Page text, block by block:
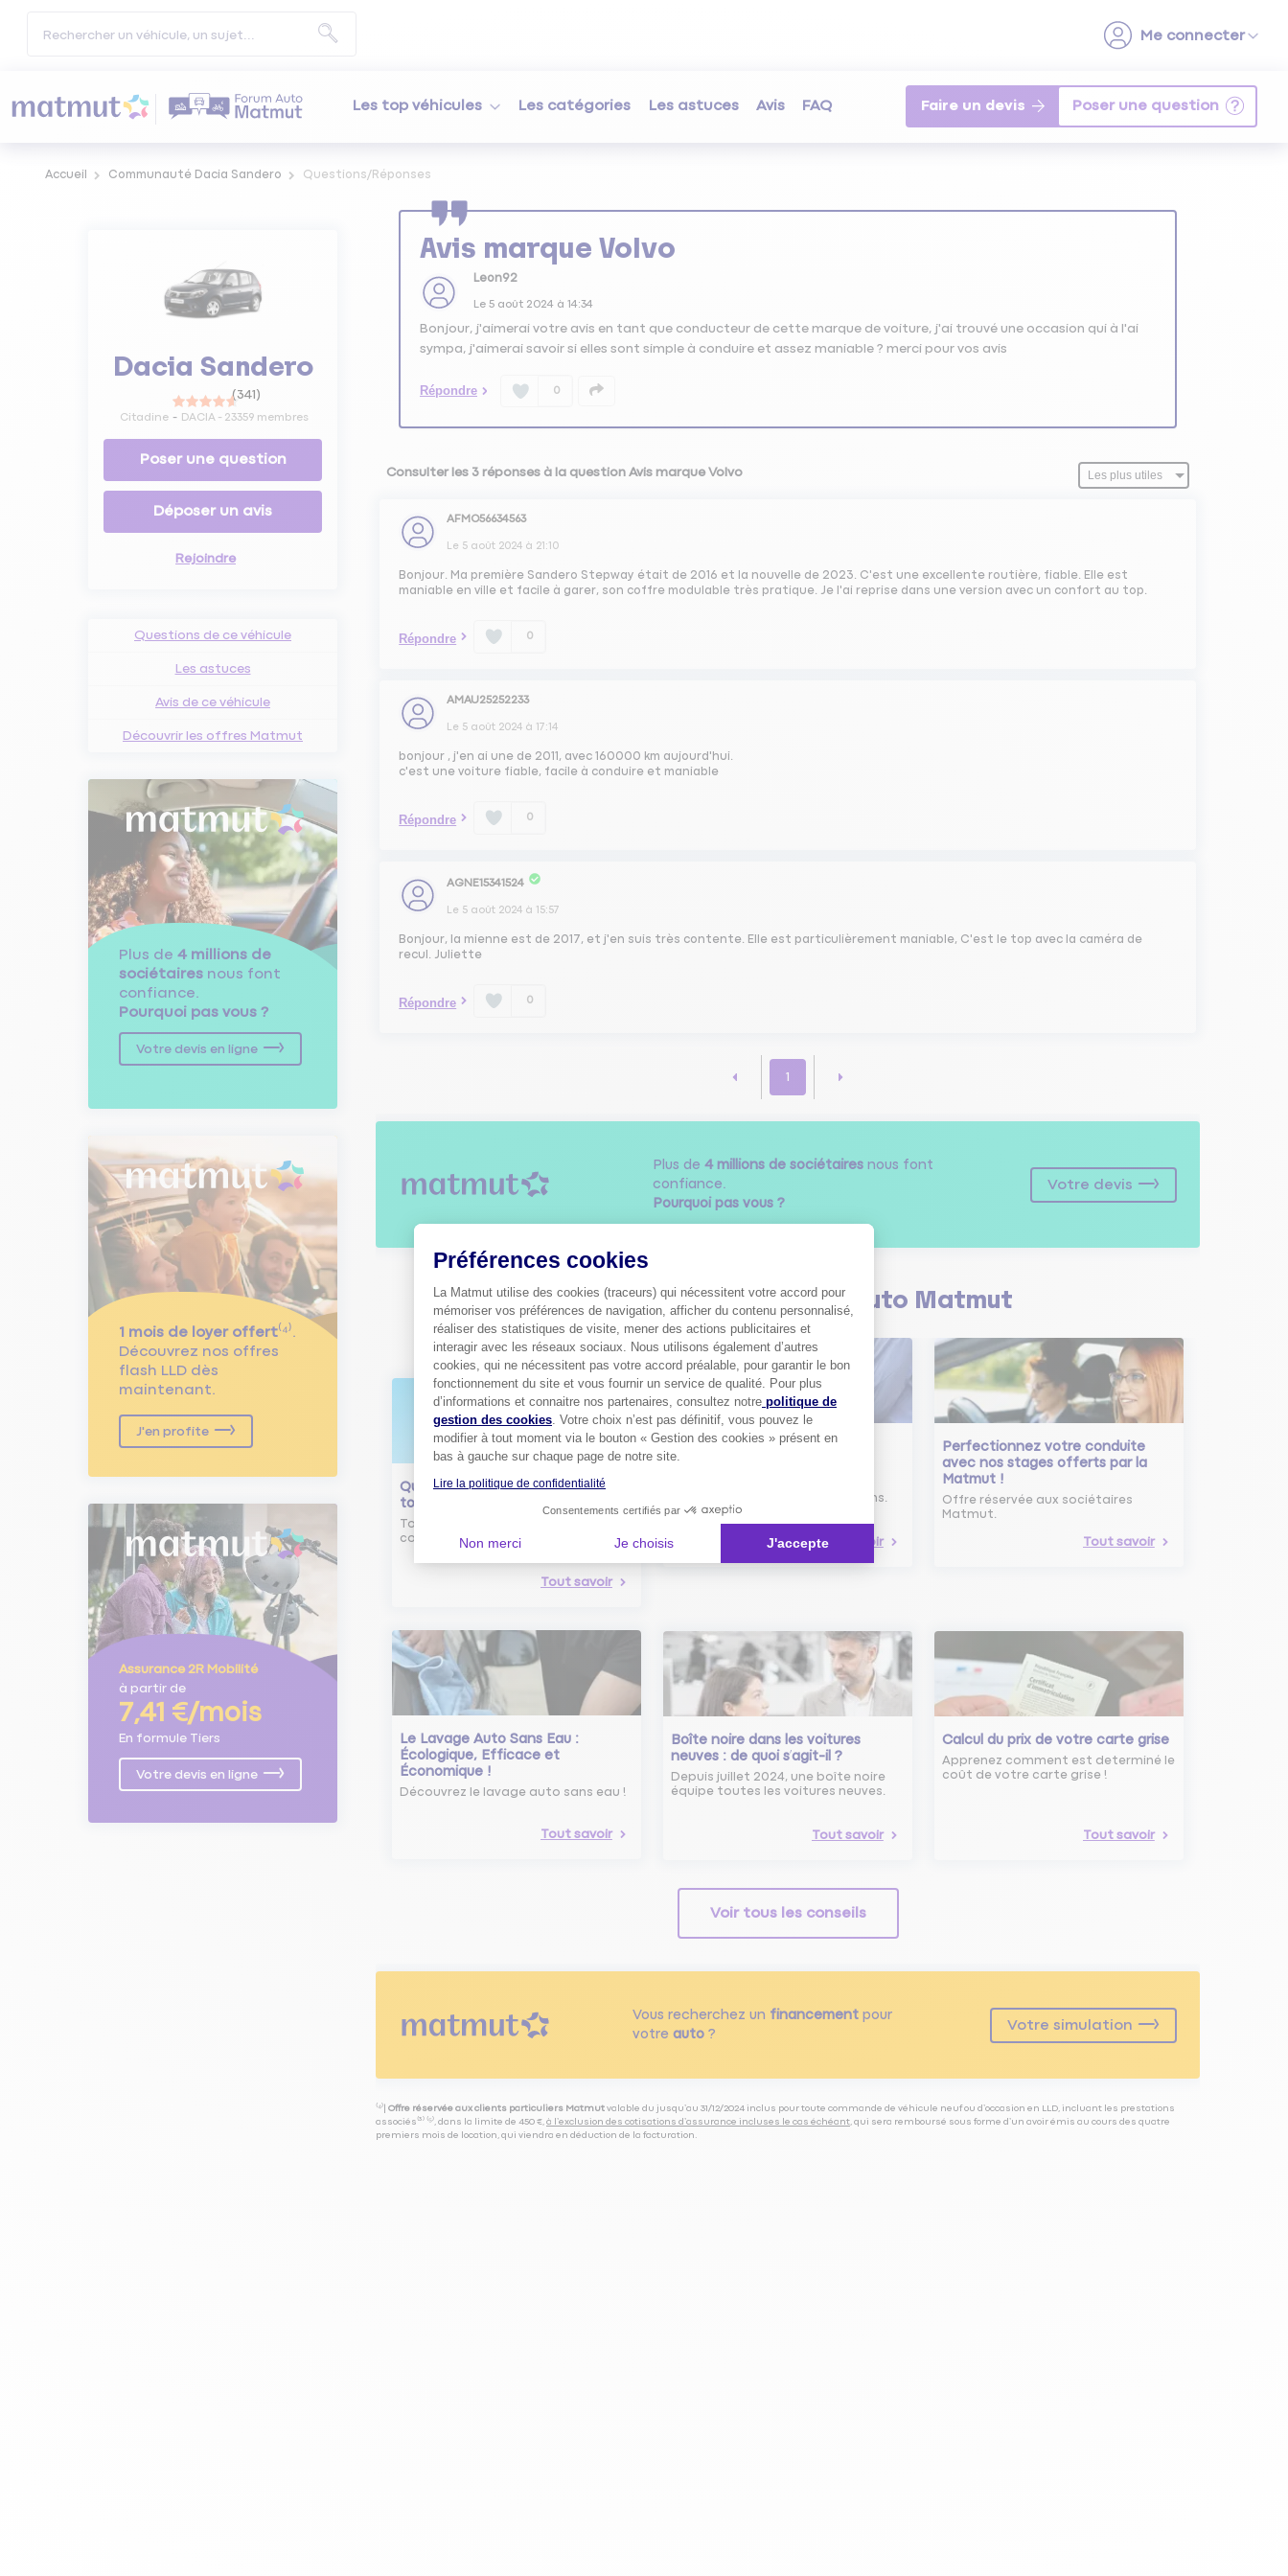
Les top véhicules Les catégories Les astuces Avis FAQ Faire un devis
Accueil Communauté Dacia Sandero Questions/Réponses
Dacia Sandero
(341)
Citadine DACIA- 23359membres
Poser une question
Déposer un avis
Rejoindre
Questions de ce véhicule
Les astuces
Avis de ce véhicule
Découvrir les offres Matmut
Plus de 4 millions de
sociétaires nous font
confiance.
Pourquoi pas vous ?
Votre devis en ligne
1 mois de loyer offert⁽⁴⁾.
Découvrez nos offres
flash LLD dès
maintenant.
J'en profite
Assurance 2R Mobilité
à partir de
7,41 €/mois
En formule Tiers
Votre devis en ligne
Avis marque Volvo
Leon92
Le 5 août 2024à 14:34
Bonjour, j'aimerai votre avis en tant que conducteur de cette marque de voiture, j'ai trouvé une occasion qui à l'ai
sympa, j'aimerai savoir si elles sont simple à conduire et assez maniable ? merci pour vos avis
Répondre 0
Consulter les 3 réponses à la question Avis marque Volvo
AFMO56634563
Le 5 août 2024 à 21:10
Bonjour. Ma première Sandero Stepway était de 2016 et la nouvelle de 2023. C'est une excellente routière, fiable. Elle est
maniable en ville et facile à garer, son coffre modulable très pratique. Je l'ai reprise dans une version avec un confort au top.
Répondre 0
AMAU25252233
Le 5 août 2024 à 17:14
bonjour , j'en ai une de 2011, avec 160000 km aujourd'hui.
c'est une voiture fiable, facile à conduire et maniable
Répondre 0
AGNE15341524
Le 5 août 2024 à 15:57
Bonjour, la mienne est de 2017, et j'en suis très contente. Elle est particulièrement maniable, C'est le top avec la caméra de
recul. Juliette
Répondre 0
1
Plus de 4 millions de sociétairesnous font
confiance.
Pourquoi pas vous ?
Votre devis
Découvrez lesconseilsAuto Matmut
Qu'est-ce que le nouveau radar
tourelle ?
Tout savoir sur le radar tourelle et
comment éviter les infractions.
Tout savoir
Comment bien choisir son
assurance auto ?
assurance auto selon vos besoins.
Tout savoir
Perfectionnez votre conduite
avec nos stages offerts par la
Matmut !
Offre réservée aux sociétaires
Matmut.
Tout savoir
Le Lavage Auto Sans Eau :
Écologique, Efficace et
Économique !
Découvrez le lavage auto sans eau !
Tout savoir
Boîte noire dans les voitures
neuves : de quoi s’agit-il ?
Depuis juillet 2024, une boîte noire
équipe toutes les voitures neuves.
Tout savoir
Calcul du prix de votre carte grise
Apprenez comment est determiné le
coût de votre carte grise !
Tout savoir
Voir tous les conseils
Vous recherchez un financementpour
votre auto?
Votre simulation
⁽⁴⁾| Offre réservée aux clients particuliers Matmut valable du jusqu’au 31/12/2024 inclus pour toute commande de véhicule neuf ou d’occasion en LLD, incluant les prestations
associés⁽³⁾ ⁽⁵⁾, dans la limite de 450 €, à l’exclusion des cotisations d’assurance incluses le cas échéant, qui sera remboursé sous forme d’un avoir émis au cours des quatre
premiers mois de location, qui viendra en déduction de la facturation.
Préférences cookies
La Matmut utilise des cookies (traceurs) qui nécessitent votre accord pour
mémoriser vos préférences de navigation, afficher du contenu personnalisé,
réaliser des statistiques de visite, mener des actions publicitaires et
interagir avec les réseaux sociaux. Nous utilisons également d’autres
cookies, qui ne nécessitent pas votre accord préalable, pour garantir le bon
fonctionnement du site et vous fournir un service de qualité. Pour plus
d’informations et connaitre nos partenaires, consultez notre politique de
gestion des cookies. Votre choix n’est pas définitif, vous pouvez le
modifier à tout moment via le bouton « Gestion des cookies » présent en
bas à gauche sur chaque page de notre site.
Lire la politique de confidentialité
Consentements certifiés par
Non merci Je choisis J'accepte
Axeptio consent